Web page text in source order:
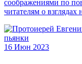
соображениями по
читателям о
16 Июн 2023